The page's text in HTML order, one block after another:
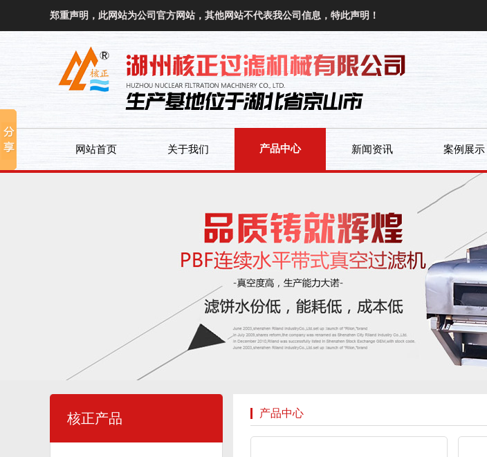
郑重声明，此网站为公司官方网站，其他网站不代表我公司信息，特此声明！
网站首页 关于我们 产品中心 新闻资讯 案例展示
核正产品 产品中心